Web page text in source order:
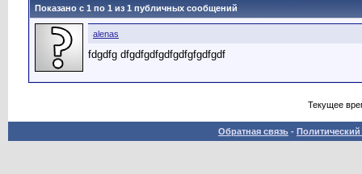
Показано с 1 по 1 из 1 публичных сообщений
alenas
fdgdfg dfgdfgdfgdfgdfgfgdfgdf
Текущее
Обратная связь -